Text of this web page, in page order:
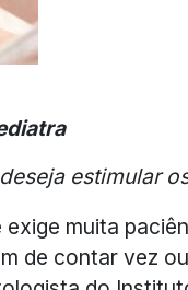
estimular
muita
de contar vez